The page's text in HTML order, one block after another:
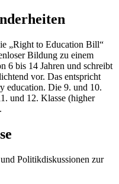
„Right to Education Bill“
Bildung zu einem
6 bis 14 Jahren und schreibt
vor. Das entspricht
education. Die 9. und 10.
und 12. Klasse (higher
Politikdiskussionen zur